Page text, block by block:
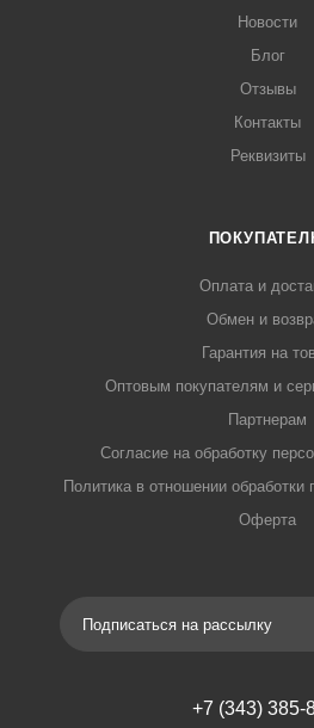
Новости
Блог
Отзывы
Контакты
Реквизиты
Оплата и
Обмен и
Гарантия на
Оптовым покупателям и
Партнерам
Согласие на обработку
Политика в отношении
Оферта
Подписаться на рассылку
+7 (343) 385-